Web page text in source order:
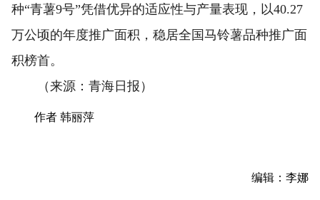
种“青薯9号”凭借优异的适应性与产量表现，以40.27
万公顷的年度推广面积，稳居全国马铃薯品种推广面
积榜首。
（来源：青海日报）
作者 韩丽萍
编辑：李娜